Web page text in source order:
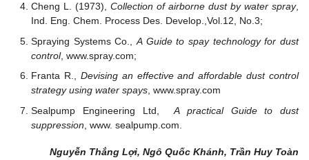
Cheng L. (1973), Collection of airborne dust by water spray,
Ind. Eng. Chem. Process Des. Develop.,Vol.12, No.3;
Spraying Systems Co., A Guide to spay technology for dust
control, www.spray.com;
Franta R., Devising an effective and affordable dust control
strategy using water spays , www.spray.com
Sealpump Engineering Ltd, A practical Guide to dust
suppression , www. sealpump.com.
Nguyễn Thắng Lợi, Ngô Quốc Khánh, Trần Huy Toàn